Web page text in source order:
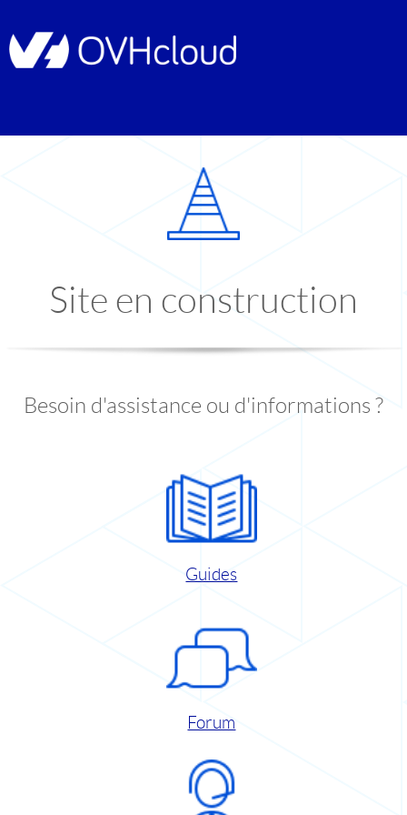
Site en construction
Besoin d'assistance ou d'informations ?
Guides
Forum